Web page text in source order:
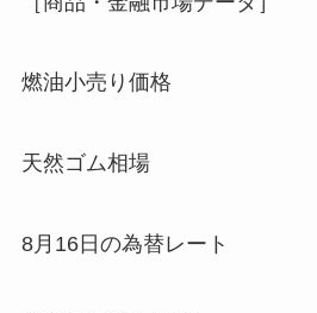
燃油小売り価格
天然ゴム相場
8月16日の為替レート